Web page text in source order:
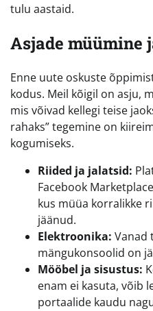
tulu aastaid.
Asjade müümine
Enne uute oskuste
kodus. Meil kõigil on asju,
mis võivad kellegi teise
rahaks” tegemine on
kogumiseks.
Riided ja jalatsid:
Facebook
kus müüa korralikke
jäänud.
Elektroonika: Vanad
mängukonsoolid on
Mööbel ja sisustus:
enam ei kasuta, võib
portaalide kaudu